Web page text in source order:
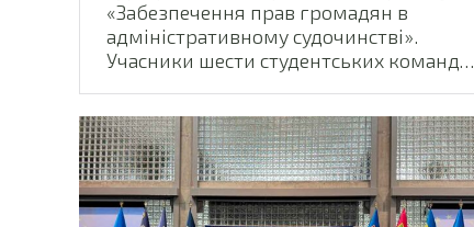
«Забезпечення прав громадян в
адміністративному судочинстві».
Учасники шести студентських команд…